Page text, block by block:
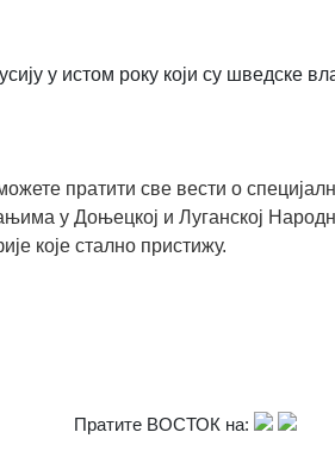
у истом року који су шведске
пратити све вести о
у Доњецкој и Луганској
које стално пристижу.
Пратите ВОСТОК на: